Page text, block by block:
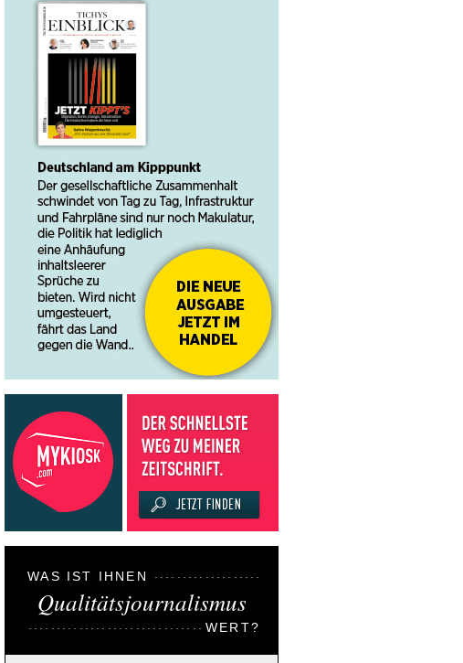
WAS IST IHNEN
Qualitätsjournalismus
WERT?